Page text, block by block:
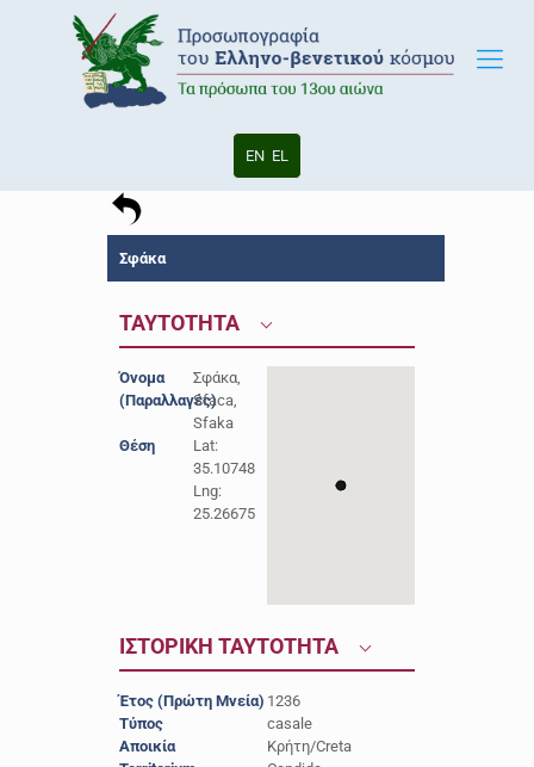
EN EL
Σφάκα
ΤΑΥΤΟΤΗΤΑ
Όνομα
(Παραλλαγές)
Σφάκα,
Sfaca,
Sfaka
Θέση
Lat:
35.10748
Lng:
25.26675
ΙΣΤΟΡΙΚΗ ΤΑΥΤΟΤΗΤΑ
Έτος (Πρώτη Μνεία) 1236
Τύπος
casale
Αποικία
Κρήτη/Creta